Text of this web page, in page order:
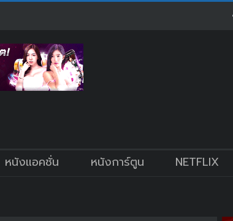
หนังแอคชั่น หนังการ์ตูน NETFLIX